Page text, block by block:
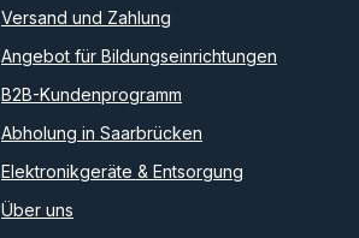
Versand und Zahlung
Angebot für Bildungseinrichtungen
B2B-Kundenprogramm
Abholung in Saarbrücken
Elektronikgeräte & Entsorgung
Über uns